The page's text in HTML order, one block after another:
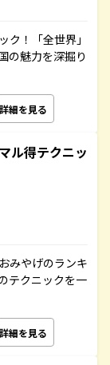
ク！「全世界」
の魅力を深掘り
詳細を見る
ル得テクニッ
みやげのランキ
テクニックを一
詳細を見る